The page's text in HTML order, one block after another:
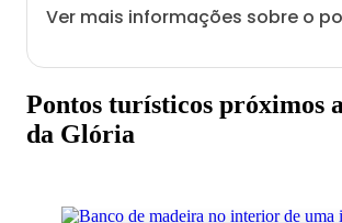
Ver mais informações sobre o
Pontos turísticos próximos
da Glória